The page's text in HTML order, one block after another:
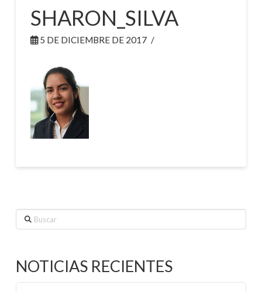
SHARON_SILVA
5 DE DICIEMBRE DE 2017
Buscar
NOTICIAS RECIENTES